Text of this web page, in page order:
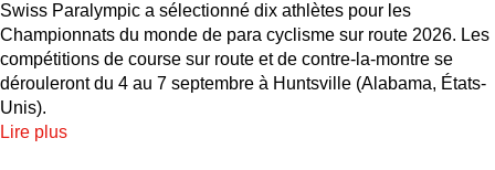
Swiss Paralympic a sélectionné dix athlètes pour les
Championnats du monde de para cyclisme sur route 2026. Les
compétitions de course sur route et de contre-la-montre se
dérouleront du 4 au 7 septembre à Huntsville (Alabama, États-
Unis).
Lire plus